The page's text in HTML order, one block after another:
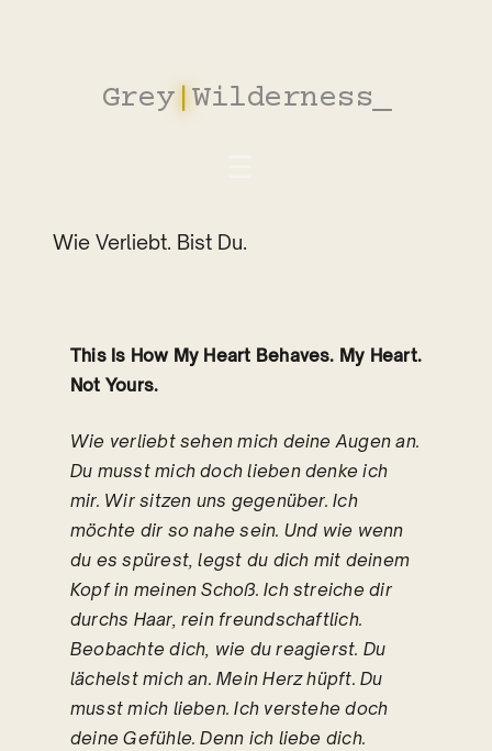
Grey|Wilderness
Wie Verliebt. Bist Du.
This Is How My Heart Behaves. My Heart.
Not Yours.
Wie verliebt sehen mich deine Augen an.
Du musst mich doch lieben denke ich
mir. Wir sitzen uns gegenüber. Ich
möchte dir so nahe sein. Und wie wenn
du es spürest, legst du dich mit deinem
Kopf in meinen Schoß. Ich streiche dir
durchs Haar, rein freundschaftlich.
Beobachte dich, wie du reagierst. Du
lächelst mich an. Mein Herz hüpft. Du
musst mich lieben. Ich verstehe doch
deine Gefühle. Denn ich liebe dich.